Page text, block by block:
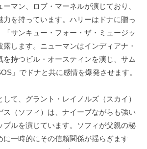
ーマン、ロブ・マーネルが演じており、
力を持っています。ハリーはドナに贈っ
「サンキュー・フォー・ザ・ミュージッ
露します。ニューマンはインディアナ・
を持つビル・オースティンを演じ、サム
」でドナと共に感情を爆発させます。
て、グラント・レイノルズ（スカイ）
ス（ソフィ）は、ナイーブながらも強い
プルを演じています。ソフィが父親の秘
に一時的にその信頼関係が揺らぎます